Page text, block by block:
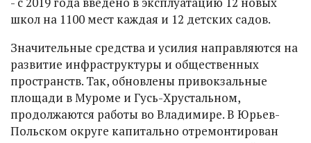
школ на 1100 мест каждая и 12 детских садов.
Значительные средства и усилия направляются на
развитие инфраструктуры и общественных
пространств. Так, обновлены привокзальные
площади в Муроме и Гусь-Хрустальном,
продолжаются работы во Владимире. В Юрьев-
Польском округе капитально отремонтирован